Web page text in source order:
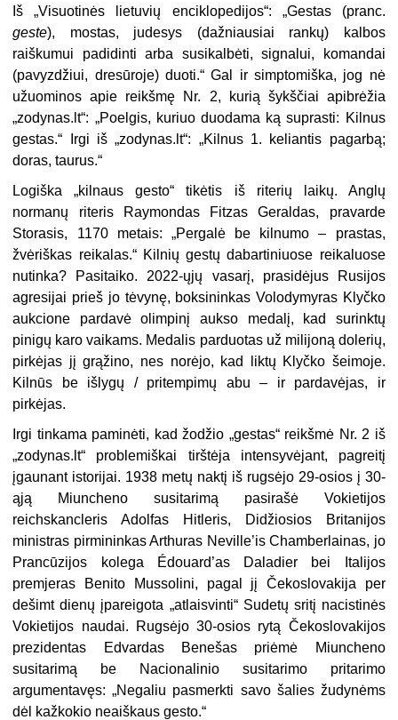
Iš „Visuotinės lietuvių enciklopedijos“: „Gestas (pranc.
geste), mostas, judesys (dažniausiai rankų) kalbos
raiškumui padidinti arba susikalbėti, signalui, komandai
(pavyzdžiui, dresūroje) duoti.“ Gal ir simptomiška, jog nė
užuominos apie reikšmę Nr. 2, kurią šykščiai apibrėžia
„zodynas.lt“: „Poelgis, kuriuo duodama ką suprasti: Kilnus
gestas.“ Irgi iš „zodynas.lt“: „Kilnus 1. keliantis pagarbą;
doras, taurus.“
Logiška „kilnaus gesto“ tikėtis iš riterių laikų. Anglų
normanų riteris Raymondas Fitzas Geraldas, pravarde
Storasis, 1170 metais: „Pergalė be kilnumo – prastas,
žvėriškas reikalas.“ Kilnių gestų dabartiniuose reikaluose
nutinka? Pasitaiko. 2022-ųjų vasarį, prasidėjus Rusijos
agresijai prieš jo tėvynę, boksininkas Volodymyras Klyčko
aukcione pardavė olimpinį aukso medalį, kad surinktų
pinigų karo vaikams. Medalis parduotas už milijoną dolerių,
pirkėjas jį grąžino, nes norėjo, kad liktų Klyčko šeimoje.
Kilnūs be išlygų / pritempimų abu – ir pardavėjas, ir
pirkėjas.
Irgi tinkama paminėti, kad žodžio „gestas“ reikšmė Nr. 2 iš
„zodynas.lt“ problemiškai tirštėja intensyvėjant, pagreitį
įgaunant istorijai. 1938 metų naktį iš rugsėjo 29-osios į 30-
ąją Miuncheno susitarimą pasirašė Vokietijos
reichskancleris Adolfas Hitleris, Didžiosios Britanijos
ministras pirmininkas Arthuras Neville’is Chamberlainas, jo
Prancūzijos kolega Édouard’as Daladier bei Italijos
premjeras Benito Mussolini, pagal jį Čekoslovakija per
dešimt dienų įpareigota „atlaisvinti“ Sudetų sritį nacistinės
Vokietijos naudai. Rugsėjo 30-osios rytą Čekoslovakijos
prezidentas Edvardas Benešas priėmė Miuncheno
susitarimą be Nacionalinio susitarimo pritarimo
argumentavęs: „Negaliu pasmerkti savo šalies žudynėms
dėl kažkokio neaiškaus gesto.“